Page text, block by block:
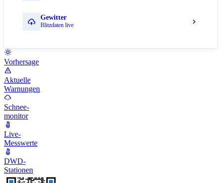
Gewitter
Blitzdaten live
Vorhersage
Aktuelle
Warnungen
Schnee-
monitor
Live-
Messwerte
DWD-
Stationen